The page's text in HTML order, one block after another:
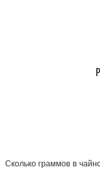
Сколько граммов в